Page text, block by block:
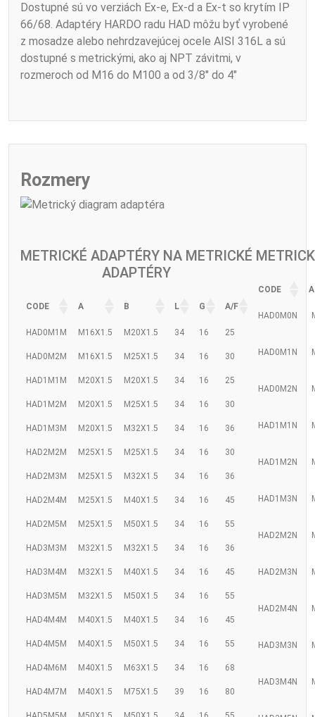
Dostupné sú vo verziách Ex-e, Ex-d a Ex-t so krytím IP
66/68. Adaptéry HARDO radu HAD môžu byť vyrobené
z mosadze alebo nehrdzavejúcej ocele AISI 316L a sú
dostupné s metrickými, ako aj NPT závitmi, v
rozmeroch od M16 do M100 a od 3/8″ do 4″
Rozmery
METRICKÉ ADAPTÉRY NA METRICKÉ
ADAPTÉRY
CODE A B L G A/F
HAD0M1M M16X1.5 M20X1.5 34 16 25
HAD0M2M M16X1.5 M25X1.5 34 16 30
HAD1M1M M20X1.5 M20X1.5 34 16 25
HAD1M2M M20X1.5 M25X1.5 34 16 30
HAD1M3M M20X1.5 M32X1.5 34 16 36
HAD2M2M M25X1.5 M25X1.5 34 16 30
HAD2M3M M25X1.5 M32X1.5 34 16 36
HAD2M4M M25X1.5 M40X1.5 34 16 45
HAD2M5M M25X1.5 M50X1.5 34 16 55
HAD3M3M M32X1.5 M32X1.5 34 16 36
HAD3M4M M32X1.5 M40X1.5 34 16 45
HAD3M5M M32X1.5 M50X1.5 34 16 55
HAD4M4M M40X1.5 M40X1.5 34 16 45
HAD4M5M M40X1.5 M50X1.5 34 16 55
HAD4M6M M40X1.5 M63X1.5 34 16 68
HAD4M7M M40X1.5 M75X1.5 39 16 80
CODE A
HAD0M0N
HAD0M1N
HAD0M2N
HAD1M1N
HAD1M2N
HAD1M3N
HAD2M2N
HAD2M3N
HAD2M4N
HAD3M3N
HAD3M4N